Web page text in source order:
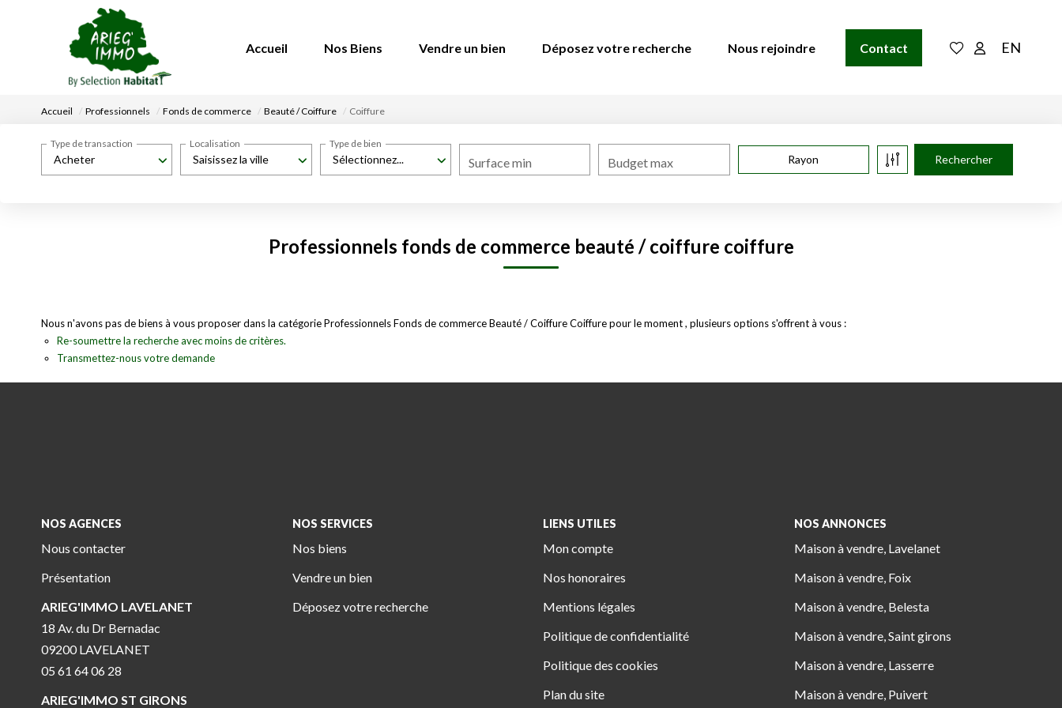
Accueil Nos Biens Vendre un bien Déposez votre recherche Nous rejoindre Contact EN
Accueil Professionnels Fonds de commerce Beauté / Coiffure Coiffure
Acheter
Type de transaction
Saisissez la ville
Localisation
Sélectionnez...
Type de bien
Surface min Budget max Rayon
Professionnels fonds de commerce beauté / coiffure coiffure
Nous n'avons pas de biens à vous proposer dans la catégorie Professionnels Fonds de commerce Beauté / Coiffure Coiffure pour le moment , plusieurs options s'offrent à vous :
Re-soumettre la recherche avec moins de critères.
Transmettez-nous votre demande
NOS AGENCES
Nous contacter
Présentation
ARIEG'IMMO LAVELANET
18 Av. du Dr Bernadac
09200 LAVELANET
05 61 64 06 28
ARIEG'IMMO ST GIRONS
NOS SERVICES
Nos biens
Vendre un bien
Déposez votre recherche
LIENS UTILES
Mon compte
Nos honoraires
Mentions légales
Politique de confidentialité
Politique des cookies
Plan du site
NOS ANNONCES
Maison à vendre, Lavelanet
Maison à vendre, Foix
Maison à vendre, Belesta
Maison à vendre, Saint girons
Maison à vendre, Lasserre
Maison à vendre, Puivert